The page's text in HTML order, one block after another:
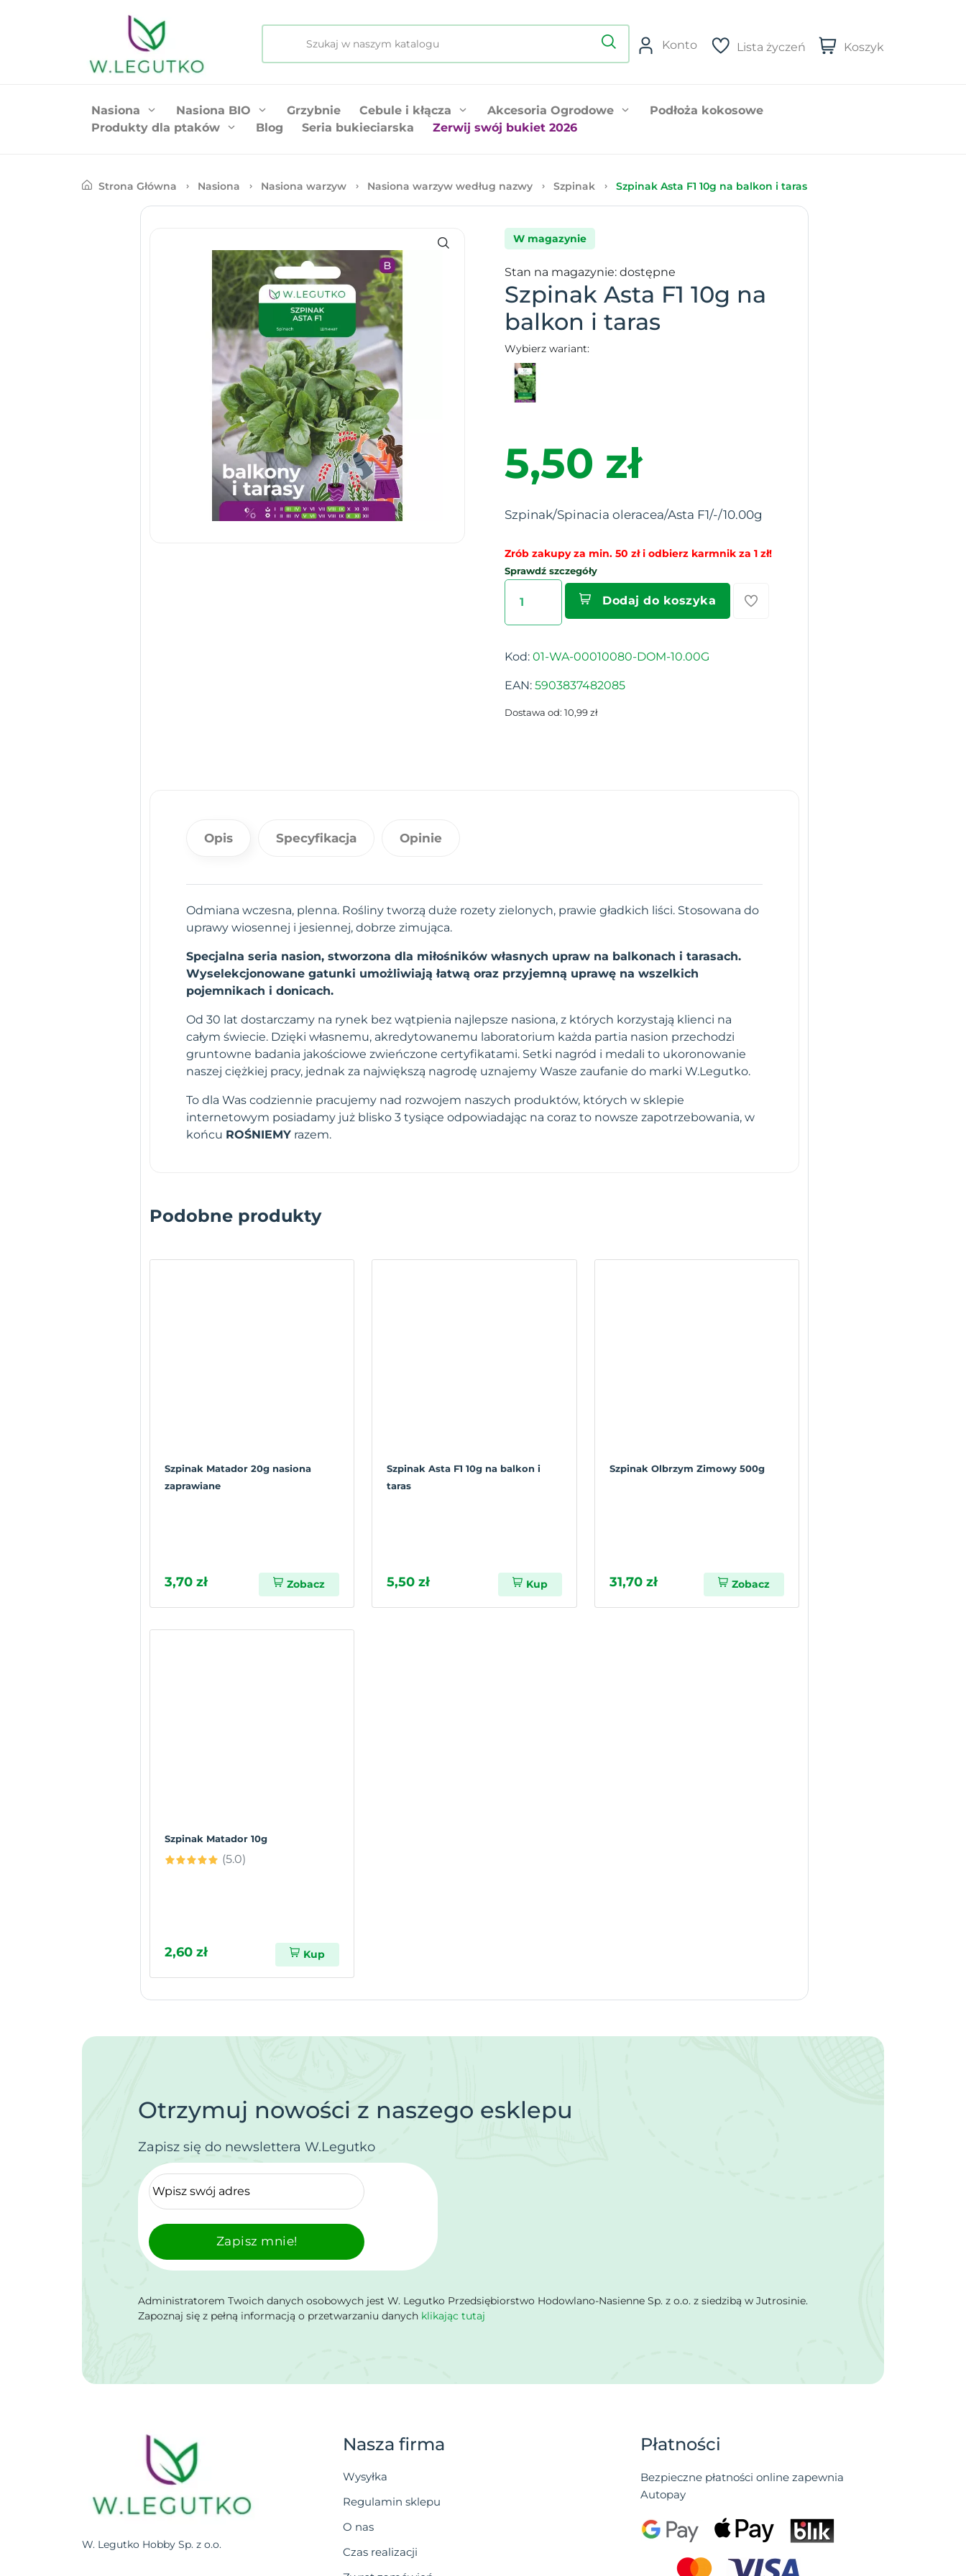
Konto Lista życzeń Koszyk
Nasiona Nasiona BIO Grzybnie Cebule i kłącza Akcesoria Ogrodowe
Podłoża kokosowe
Produkty dla ptaków
Blog Seria bukieciarska Zerwij swój bukiet 2026
Strona Główna Nasiona Nasiona warzyw Nasiona warzyw według nazwy Szpinak Szpinak Asta F1 10g na balkon i taras
W magazynie
Stan na magazynie: dostępne
Szpinak Asta F1 10g na
balkon i taras
Wybierz wariant:
5,50 zł
Szpinak/Spinacia oleracea/Asta F1/-/10.00g
Zrób zakupy za min. 50 zł i odbierz karmnik za 1 zł!
Sprawdź szczegóły
Dodaj do koszyka
Kod: 01-WA-00010080-DOM-10.00G
EAN: 5903837482085
Dostawa od: 10,99 zł
Opis Specyfikacja Opinie
Odmiana wczesna, plenna. Rośliny tworzą duże rozety zielonych, prawie gładkich liści. Stosowana do
uprawy wiosennej i jesiennej, dobrze zimująca.
Specjalna seria nasion, stworzona dla miłośników własnych upraw na balkonach i tarasach.
Wyselekcjonowane gatunki umożliwiają łatwą oraz przyjemną uprawę na wszelkich
pojemnikach i donicach.
Od 30 lat dostarczamy na rynek bez wątpienia najlepsze nasiona, z których korzystają klienci na
całym świecie. Dzięki własnemu, akredytowanemu laboratorium każda partia nasion przechodzi
gruntowne badania jakościowe zwieńczone certyfikatami. Setki nagród i medali to ukoronowanie
naszej ciężkiej pracy, jednak za największą nagrodę uznajemy Wasze zaufanie do marki W.Legutko.
To dla Was codziennie pracujemy nad rozwojem naszych produktów, których w sklepie
internetowym posiadamy już blisko 3 tysiące odpowiadając na coraz to nowsze zapotrzebowania, w
końcu ROŚNIEMY razem.
Podobne produkty
Szpinak Matador 20g nasiona
zaprawiane
3,70 zł Zobacz
Szpinak Asta F1 10g na balkon i
taras
5,50 zł Kup
Szpinak Olbrzym Zimowy 500g
31,70 zł Zobacz
Szpinak Matador 10g
(5.0)
2,60 zł Kup
Otrzymuj nowości z naszego esklepu
Zapisz się do newslettera W.Legutko
Zapisz mnie!
Administratorem Twoich danych osobowych jest W. Legutko Przedsiębiorstwo Hodowlano-Nasienne Sp. z o.o. z siedzibą w Jutrosinie.
Zapoznaj się z pełną informacją o przetwarzaniu danych klikając tutaj
W. Legutko Hobby Sp. z o.o.
Nasza firma
Wysyłka
Regulamin sklepu
O nas
Czas realizacji
Płatności
Bezpieczne płatności online zapewnia
Autopay